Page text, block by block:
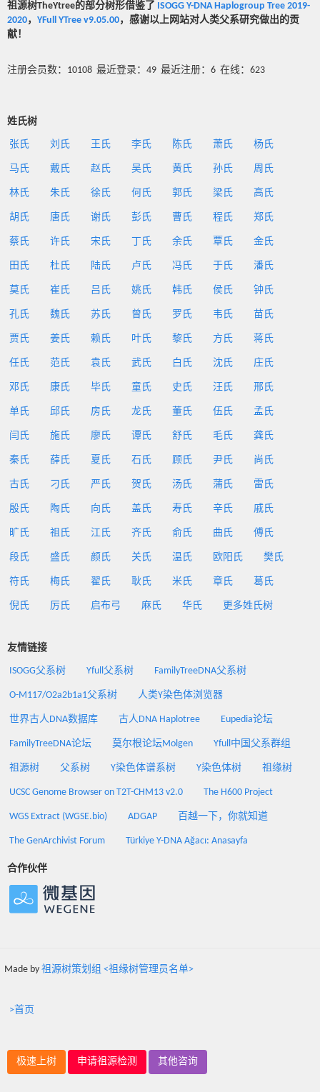
祖源树TheYtree的部分树形借鉴了 ISOGG Y-DNA Haplogroup Tree 2019-
2020， YFull YTree v9.05.00，感谢以上网站对人类父系研究做出的贡
献！
注册会员数：10108 最近登录：49 最近注册：6 在线：623
姓氏树
张氏 刘氏 王氏 李氏 陈氏 萧氏 杨氏
马氏 戴氏 赵氏 吴氏 黄氏 孙氏 周氏
林氏 朱氏 徐氏 何氏 郭氏 梁氏 高氏
胡氏 唐氏 谢氏 彭氏 曹氏 程氏 郑氏
蔡氏 许氏 宋氏 丁氏 余氏 覃氏 金氏
田氏 杜氏 陆氏 卢氏 冯氏 于氏 潘氏
莫氏 崔氏 吕氏 姚氏 韩氏 侯氏 钟氏
孔氏 魏氏 苏氏 曾氏 罗氏 韦氏 苗氏
贾氏 姜氏 赖氏 叶氏 黎氏 方氏 蒋氏
任氏 范氏 袁氏 武氏 白氏 沈氏 庄氏
邓氏 康氏 毕氏 童氏 史氏 汪氏 邢氏
单氏 邱氏 房氏 龙氏 董氏 伍氏 孟氏
闫氏 施氏 廖氏 谭氏 舒氏 毛氏 龚氏
秦氏 薛氏 夏氏 石氏 顾氏 尹氏 尚氏
古氏 刁氏 严氏 贺氏 汤氏 蒲氏 雷氏
殷氏 陶氏 向氏 盖氏 寿氏 辛氏 戚氏
旷氏 祖氏 江氏 齐氏 俞氏 曲氏 傅氏
段氏 盛氏 颜氏 关氏 温氏 欧阳氏 樊氏
符氏 梅氏 翟氏 耿氏 米氏 章氏 葛氏
倪氏 厉氏 启布弓 麻氏 华氏 更多姓氏树
友情链接
ISOGG父系树 Yfull父系树 FamilyTreeDNA父系树
O-M117/O2a2b1a1父系树 人类Y染色体浏览器
世界古人DNA数据库 古人DNA Haplotree Eupedia论坛
FamilyTreeDNA论坛 莫尔根论坛Molgen Yfull中国父系群组
祖源树 父系树 Y染色体谱系树 Y染色体树 祖缘树
UCSC Genome Browser on T2T-CHM13 v2.0 The H600 Project
WGS Extract (WGSE.bio) ADGAP 百越一下，你就知道
The GenArchivist Forum Türkiye Y-DNA Ağacı: Anasayfa
合作伙伴
Made by 祖源树策划组 <祖缘树管理员名单>
>首页
极速上树 申请祖源检测 其他咨询